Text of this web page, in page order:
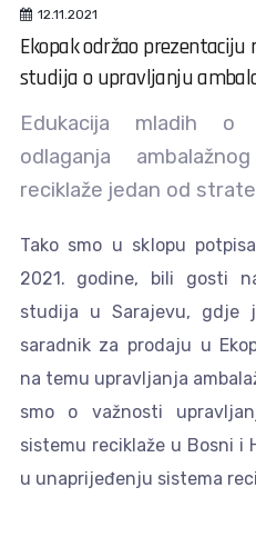
12.11.2021
Ekopak održao
studija o upravljanju
Edukacija mladih o
odlaganja
reciklaže jedan od
Tako smo u sklopu
2021. godine, bili gosti
studija u Sarajevu, gdje
saradnik za prodaju u
na temu upravljanja
smo o važnosti
sistemu reciklaže u Bosni i
u unaprijeđenju sistema